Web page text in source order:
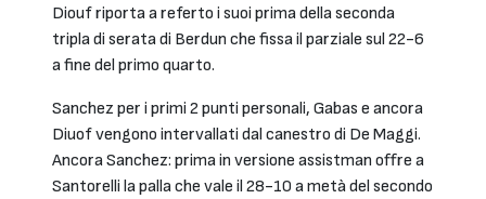
Diouf riporta a referto i suoi prima della seconda
tripla di serata di Berdun che fissa il parziale sul 22-6
a fine del primo quarto.
Sanchez per i primi 2 punti personali, Gabas e ancora
Diuof vengono intervallati dal canestro di De Maggi.
Ancora Sanchez: prima in versione assistman offre a
Santorelli la palla che vale il 28-10 a metà del secondo